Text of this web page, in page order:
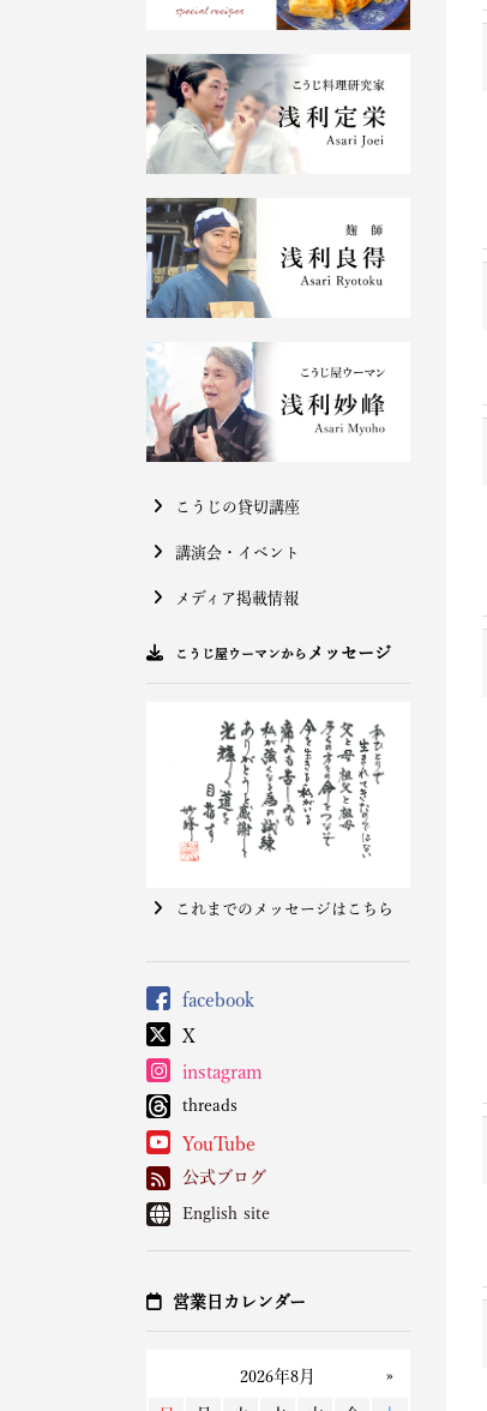
こうじの貸切講座
講演会・イベント
メディア掲載情報
こうじ屋ウーマンから メッセージ
これまでのメッセージはこちら
facebook
X
instagram
threads
YouTube
公式ブログ
English site
営業日カレンダー